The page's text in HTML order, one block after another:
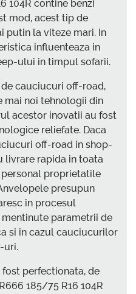
104R contine benzi
mod, acest tip de
putin la viteze mari. In
influenteaza in
ului in timpul sofarii.
cauciucuri off-road,
mai noi tehnologii din
acestor inovatii au fost
reliefate. Daca
off-road in shop-
livrare rapida in toata
proprietatile
presupun
in procesul
parametrii de
si in cazul cauciucurilor
uri.
perfectionata, de
185/75 R16 104R